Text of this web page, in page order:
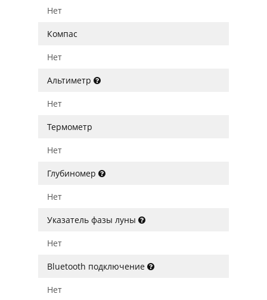
Нет
Компас
Нет
Альтиметр
Нет
Термометр
Нет
Глубиномер
Нет
Указатель фазы луны
Нет
Bluetooth подключение
Нет